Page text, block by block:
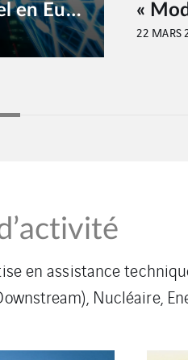
« Modernisation Électrique le Long de la Majestueuse Whanganui: Omexom au Cœur de la Transformation …
20 MARS
en assistance
Nucléaire,